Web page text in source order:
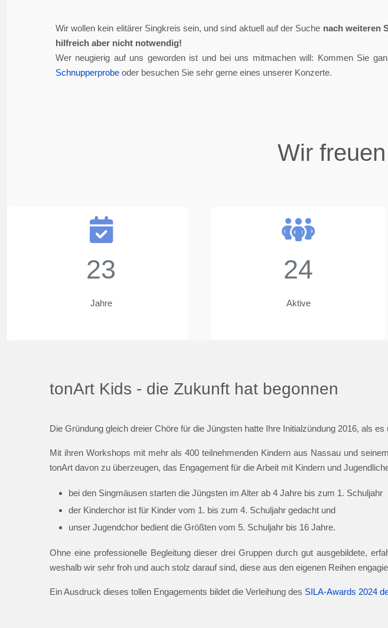
Wir wollen kein elitärer Singkreis sein, und sind aktuell auf der Suche nach weiteren
hilfreich aber nicht notwendig!
Wer neugierig auf uns geworden ist und bei uns mitmachen will: Kommen Sie
Schnupperprobe oder besuchen Sie sehr gerne eines unserer Konzerte.
Wir
23
Jahre
24
Aktive
tonArt Kids - die Zukunft hat begonnen
Die Gründung gleich dreier Chöre für die Jüngsten hatte Ihre Initialzündung 2016, als
Mit ihren Workshops mit mehr als 400 teilnehmenden Kindern aus Nassau und
tonArt davon zu überzeugen, das Engagement für die Arbeit mit Kindern und
bei den Singmäusen starten die Jüngsten im Alter ab 4 Jahre bis zum 1. Schuljahr
der Kinderchor ist für Kinder vom 1. bis zum 4. Schuljahr gedacht und
unser Jugendchor bedient die Größten vom 5. Schuljahr bis 16 Jahre.
Ohne eine professionelle Begleitung dieser drei Gruppen durch gut ausgebildete,
weshalb wir sehr froh und auch stolz darauf sind, diese aus den eigenen Reihen
Ein Ausdruck dieses tollen Engagements bildet die Verleihung des SILA-Awards 2024